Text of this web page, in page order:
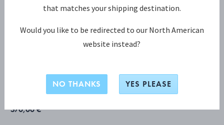
BEADED Buttermesser
370,00 €
that matches your shipping destination.
Would you like to be redirected to our North American
website instead?
NO THANKS YES PLEASE